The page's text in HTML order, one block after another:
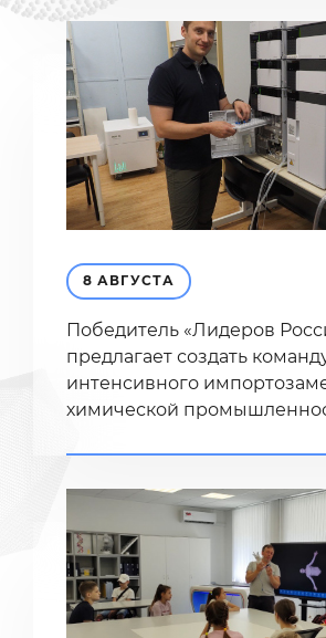
8 АВГУСТА
Победитель «Лидеров
предлагает создать
интенсивного
химической